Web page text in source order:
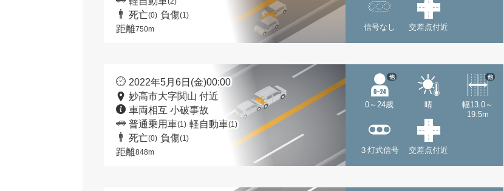
死亡(0) 負傷(1)
距離750m 信号なし 交差点付近
2022年5月6日(金)00:00
妙高市大字関山 付近
車両相互 小破事故
普通乗用車(1) 軽自動車(1)
死亡(0) 負傷(1)
距離848m
0～24歳
他
晴
幅13.0～
19.5m
他
３灯式信号 交差点付近